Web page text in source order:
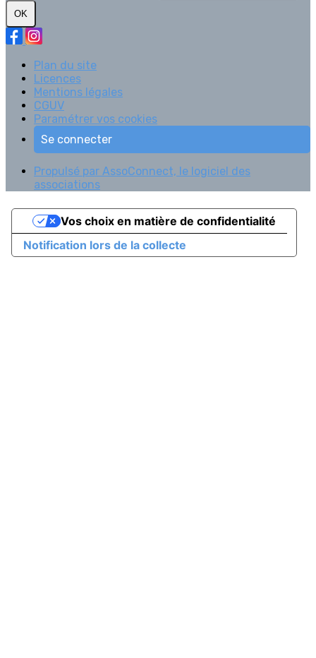
OK
Plan du site
Licences
Mentions légales
CGUV
Paramétrer vos cookies
Se connecter
Propulsé par AssoConnect, le logiciel des
associations
Notification lors de la collecte
Vos choix en matière de confidentialité